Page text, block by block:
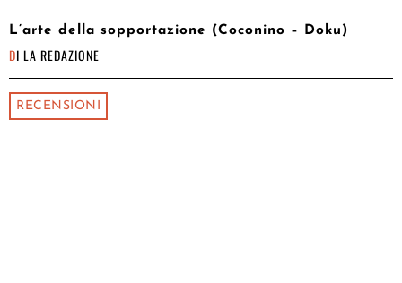
L’arte della sopportazione (Coconino – Doku)
DI LA REDAZIONE
RECENSIONI